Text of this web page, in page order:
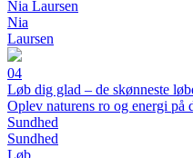
Nia Laursen
Nia
Laursen
04
Løb dig glad – de skønneste
Oplev naturens ro og energi på
Sundhed
Sundhed
Løb